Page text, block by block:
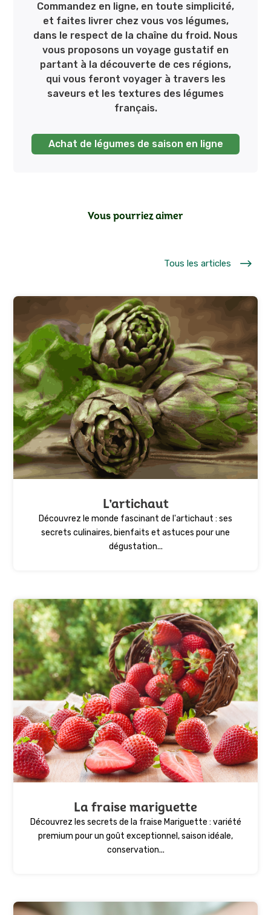
Commandez en ligne, en toute simplicité,
et faites livrer chez vous vos légumes,
dans le respect de la chaîne du froid. Nous
vous proposons un voyage gustatif en
partant à la découverte de ces régions,
qui vous feront voyager à travers les
saveurs et les textures des légumes
français.
Achat de légumes de saison en ligne
Vous pourriez aimer
$
Tous les articles
L’artichaut
Découvrez le monde fascinant de l'artichaut : ses
secrets culinaires, bienfaits et astuces pour une
dégustation...
La fraise mariguette
Découvrez les secrets de la fraise Mariguette : variété
premium pour un goût exceptionnel, saison idéale,
conservation...